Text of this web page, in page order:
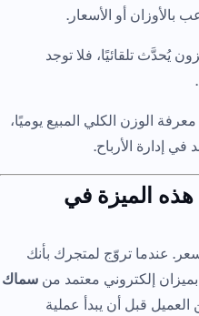
بالأوزان أو الأسعار.
يُحدَّث تلقائيًا، فلا توجد
الوزن الكلي المبيع يوميًا،
إدارة الأرباح.
الميزة في
عندما تروّج لمتجرك بأنك
إلكتروني معتمد من سماك
قبل أن يبدأ عملية